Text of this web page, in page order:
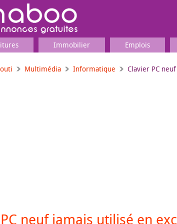
Immobilier Emplois
Multimédia Informatique Clavier PC
neuf jamais utilisé en